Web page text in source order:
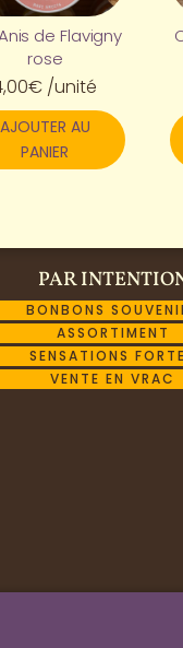
de Flavigny
rose
€ /unité
AJOUTER AU
PANIER
PAR
BONBONS
ASSORTIMENT
SENSATIONS
VENTE EN VRAC